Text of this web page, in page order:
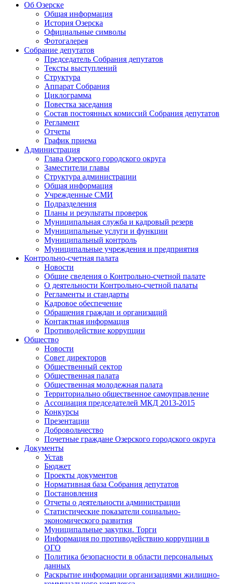
Об Озерске
Общая информация
История Озерска
Официальные символы
Фотогалерея
Собрание депутатов
Председатель Собрания депутатов
Тексты выступлений
Структура
Аппарат Собрания
Циклограмма
Повестка заседания
Состав постоянных комиссий Собрания депутатов
Регламент
Отчеты
График приема
Администрация
Глава Озерского городского округа
Заместители главы
Структура администрации
Общая информация
Учрежденные СМИ
Подразделения
Планы и результаты проверок
Муниципальная служба и кадровый резерв
Муниципальные услуги и функции
Муниципальный контроль
Муниципальные учреждения и предприятия
Контрольно-счетная палата
Новости
Общие сведения о Контрольно-счетной палате
О деятельности Контрольно-счетной палаты
Регламенты и стандарты
Кадровое обеспечение
Обращения граждан и организаций
Контактная информация
Противодействие коррупции
Общество
Новости
Совет директоров
Общественный сектор
Общественная палата
Общественная молодежная палата
Территориально общественное самоуправление
Ассоциация председателей МКД 2013-2015
Конкурсы
Презентации
Добровольчество
Почетные граждане Озерского городского округа
Документы
Устав
Бюджет
Проекты документов
Нормативная база Собрания депутатов
Постановления
Отчеты о деятельности администрации
Статистические показатели социально-
экономического развития
Муниципальные закупки. Торги
Информация по противодействию коррупции в
ОГО
Политика безопасности в области персональных
данных
Раскрытие информации организациями жилищно-